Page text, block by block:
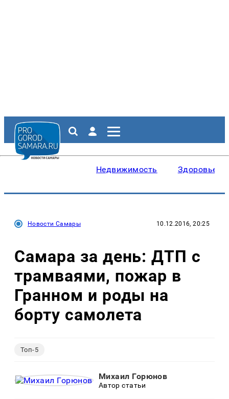
Недвижимость Здоровье
Новости Самары 10.12.2016, 20:25
Самара за день: ДТП с
трамваями, пожар в
Гранном и роды на
борту самолета
Топ-5
Михаил Горюнов
Автор статьи